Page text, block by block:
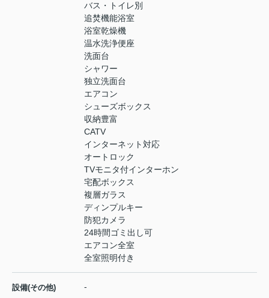
バス・トイレ別
追焚機能浴室
浴室乾燥機
温水洗浄便座
洗面台
シャワー
独立洗面台
エアコン
シューズボックス
収納豊富
CATV
インターネット対応
オートロック
TVモニタ付インターホン
宅配ボックス
複層ガラス
ディンプルキー
防犯カメラ
24時間ゴミ出し可
エアコン全室
全室照明付き
設備(その他) -